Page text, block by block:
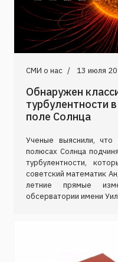
СМИ о нас 13 июля
Обнаружен
турбулентности
поле Солнца
Ученые выяснили, что
полюсах Солнца
турбулентности,
советский математик
летние прямые
обсерватории имени